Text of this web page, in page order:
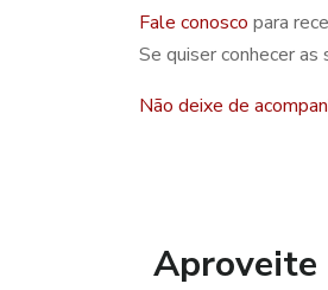
Fale conosco para
Se quiser conhecer
Não deixe de
Aproveite